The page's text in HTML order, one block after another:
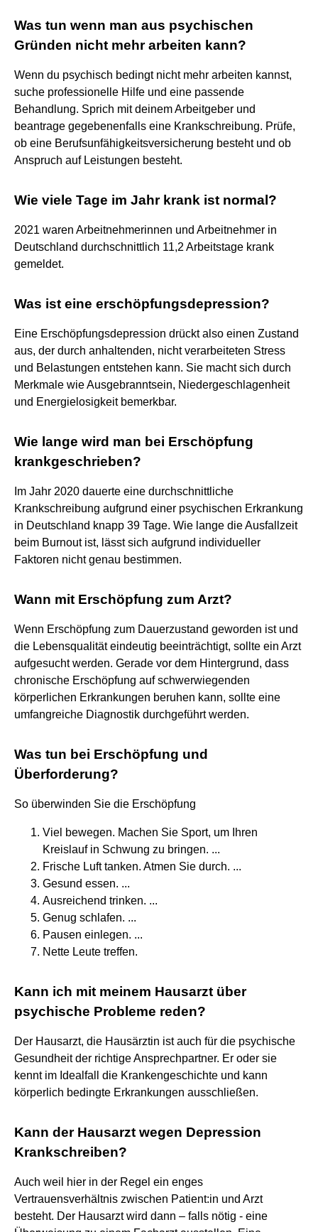
Was tun wenn man aus psychischen
Gründen nicht mehr arbeiten kann?
Wenn du psychisch bedingt nicht mehr arbeiten kannst,
suche professionelle Hilfe und eine passende
Behandlung. Sprich mit deinem Arbeitgeber und
beantrage gegebenenfalls eine Krankschreibung. Prüfe,
ob eine Berufsunfähigkeitsversicherung besteht und ob
Anspruch auf Leistungen besteht.
Wie viele Tage im Jahr krank ist normal?
2021 waren Arbeitnehmerinnen und Arbeitnehmer in
Deutschland durchschnittlich 11,2 Arbeitstage krank
gemeldet.
Was ist eine erschöpfungsdepression?
Eine Erschöpfungsdepression drückt also einen Zustand
aus, der durch anhaltenden, nicht verarbeiteten Stress
und Belastungen entstehen kann. Sie macht sich durch
Merkmale wie Ausgebranntsein, Niedergeschlagenheit
und Energielosigkeit bemerkbar.
Wie lange wird man bei Erschöpfung
krankgeschrieben?
Im Jahr 2020 dauerte eine durchschnittliche
Krankschreibung aufgrund einer psychischen Erkrankung
in Deutschland knapp 39 Tage. Wie lange die Ausfallzeit
beim Burnout ist, lässt sich aufgrund individueller
Faktoren nicht genau bestimmen.
Wann mit Erschöpfung zum Arzt?
Wenn Erschöpfung zum Dauerzustand geworden ist und
die Lebensqualität eindeutig beeinträchtigt, sollte ein Arzt
aufgesucht werden. Gerade vor dem Hintergrund, dass
chronische Erschöpfung auf schwerwiegenden
körperlichen Erkrankungen beruhen kann, sollte eine
umfangreiche Diagnostik durchgeführt werden.
Was tun bei Erschöpfung und
Überforderung?
So überwinden Sie die Erschöpfung
Viel bewegen. Machen Sie Sport, um Ihren
Kreislauf in Schwung zu bringen. ...
Frische Luft tanken. Atmen Sie durch. ...
Gesund essen. ...
Ausreichend trinken. ...
Genug schlafen. ...
Pausen einlegen. ...
Nette Leute treffen.
Kann ich mit meinem Hausarzt über
psychische Probleme reden?
Der Hausarzt, die Hausärztin ist auch für die psychische
Gesundheit der richtige Ansprechpartner. Er oder sie
kennt im Idealfall die Krankengeschichte und kann
körperlich bedingte Erkrankungen ausschließen.
Kann der Hausarzt wegen Depression
Krankschreiben?
Auch weil hier in der Regel ein enges
Vertrauensverhältnis zwischen Patient:in und Arzt
besteht. Der Hausarzt wird dann – falls nötig - eine